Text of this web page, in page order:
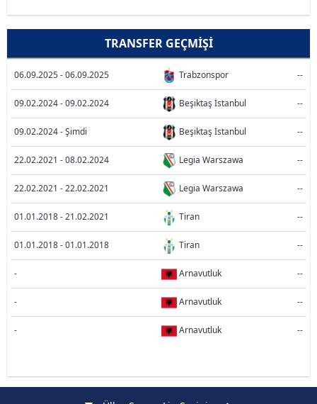
TRANSFER GEÇMIŞI
06.09.2025 - 06.09.2025 Trabzonspor --
09.02.2024 - 09.02.2024 Beşiktaş İstanbul --
09.02.2024 - Şimdi Beşiktaş İstanbul --
22.02.2021 - 08.02.2024 Legia Warszawa --
22.02.2021 - 22.02.2021 Legia Warszawa --
01.01.2018 - 21.02.2021 Tiran --
01.01.2018 - 01.01.2018 Tiran --
- Arnavutluk --
- Arnavutluk --
- Arnavutluk --